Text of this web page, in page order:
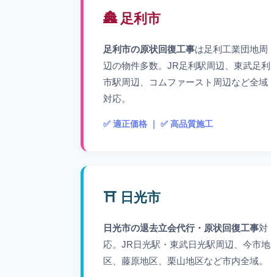
🏯 足利市
足利市の原状回復工事は足利工業団地周
辺の物件多数。JR足利駅周辺、東武足利
市駅周辺、コムファースト周辺など全域
対応。
✅ 適正価格 ｜ ✅ 高品質施工
⛩️ 日光市
日光市の退去立会代行・原状回復工事対
応。JR日光駅・東武日光駅周辺、今市地
区、藤原地区、栗山地区など市内全域。